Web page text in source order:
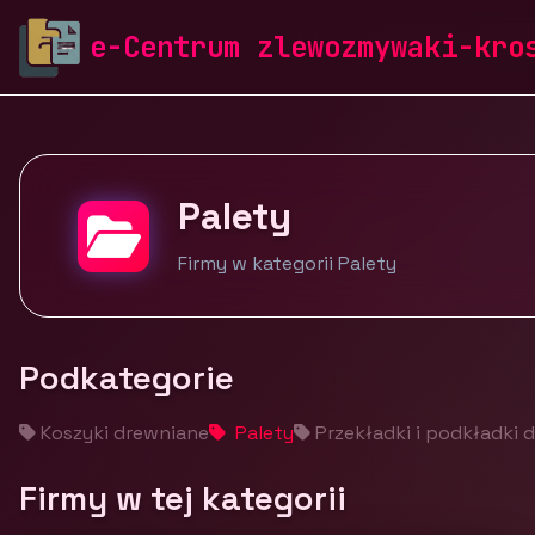
e-Centrum zlewozmywaki-
zlewozmywaki-krosch.pl Firmy Opakowania,
Palety
Firmy w kategorii Palety
Podkategorie
Koszyki drewniane Palety Przekładki i podkładki
Firmy w tej kategorii